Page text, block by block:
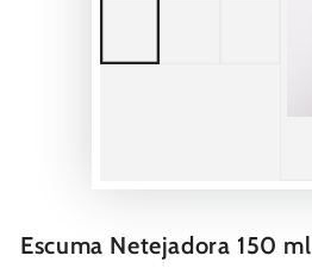
Escuma Netejadora 150 ml